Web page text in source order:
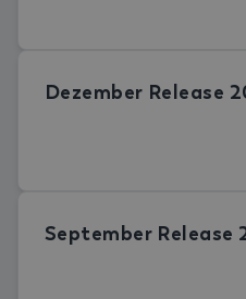
Dezember Release
September Release